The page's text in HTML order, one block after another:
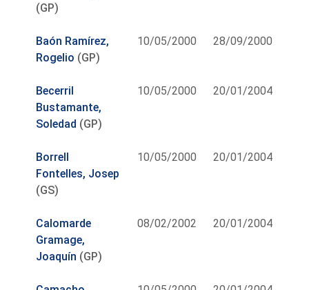
(GP)
Baón Ramírez,
Rogelio (GP)
10/05/2000 28/09/2000
Becerril
Bustamante,
Soledad (GP)
10/05/2000 20/01/2004
Borrell
Fontelles, Josep
(GS)
10/05/2000 20/01/2004
Calomarde
Gramage,
Joaquín (GP)
08/02/2002 20/01/2004